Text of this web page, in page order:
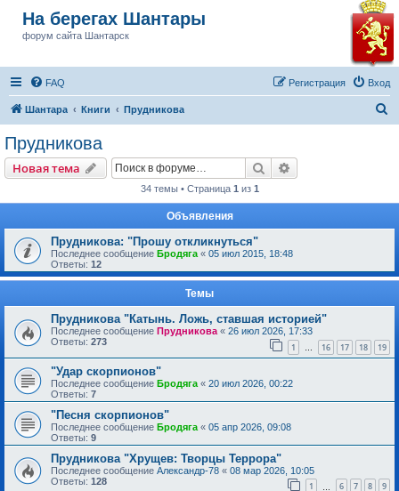
На берегах Шантары
форум сайта Шантарск
FAQ Вход
Регистрация
Шантара Книги Прудникова
Прудникова
Новая тема Поиск
34 темы • Страница 1 из 1
Объявления
Прудникова: "Прошу откликнуться"
Последнее сообщение Бродяга « 05 июл 2015, 18:48
Ответы: 12
Темы
Прудникова "Катынь. Ложь, ставшая историей"
Последнее сообщение Прудникова « 26 июл 2026, 17:33
Ответы: 273 1 … 16 17 18 19
"Удар скорпионов"
Последнее сообщение Бродяга « 20 июл 2026, 00:22
Ответы: 7
"Песня скорпионов"
Последнее сообщение Бродяга « 05 апр 2026, 09:08
Ответы: 9
Прудникова "Хрущев: Творцы Террора"
Последнее сообщение Александр-78 « 08 мар 2026, 10:05
Ответы: 128 1 6 7 8 9